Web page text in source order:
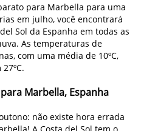
para Marbella para uma
em julho, você encontrará
Sol da Espanha em todas as
As temperaturas de
com uma média de 10ºC,
Marbella, Espanha
não existe hora errada